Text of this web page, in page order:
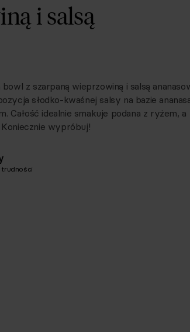
i salsą
z szarpaną wieprzowiną i salsą
słodko-kwaśnej salsy na bazie
idealnie smakuje podana z ryżem, a
wypróbuj!
trudności